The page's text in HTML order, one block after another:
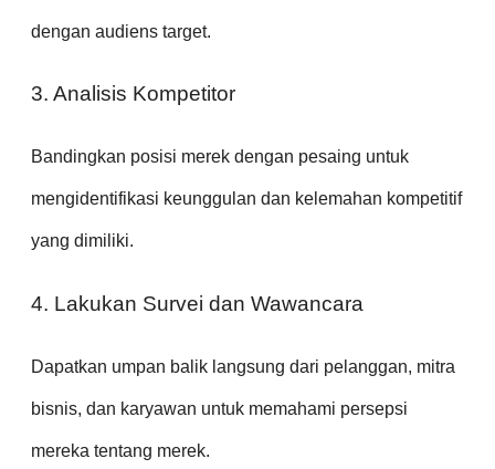
dengan audiens target.
3. Analisis Kompetitor
Bandingkan posisi merek dengan pesaing untuk
mengidentifikasi keunggulan dan kelemahan kompetitif
yang dimiliki.
4. Lakukan Survei dan Wawancara
Dapatkan umpan balik langsung dari pelanggan, mitra
bisnis, dan karyawan untuk memahami persepsi
mereka tentang merek.